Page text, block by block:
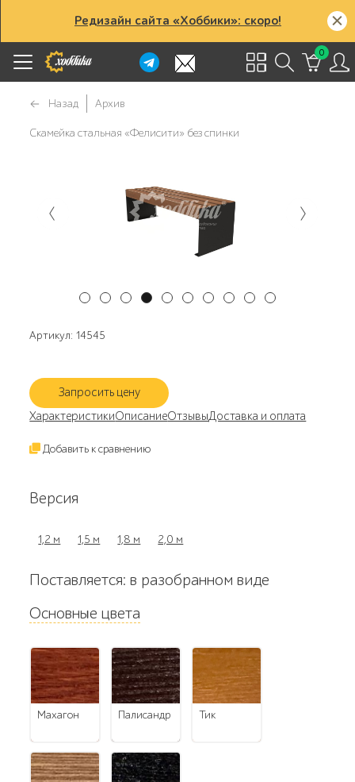
Редизайн сайта «Хоббики»: скоро!
0
Назад Архив
Скамейка стальная «Фелисити» без спинки
Артикул: 14545
Запросить цену
ХарактеристикиОписаниеОтзывыДоставка и оплата
Добавить к сравнению
Версия
1,2 м 1,5 м 1,8 м 2,0 м
Поставляется: в разобранном виде
Основные цвета
махагон палисандр тик